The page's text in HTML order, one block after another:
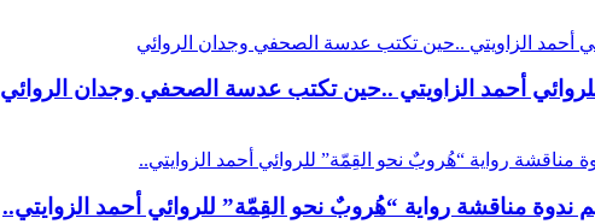
أحمد الزاويتي ..حين تكتب عدسة الصحفي وجدان الروائي
ندوة مناقشة رواية “هُروبٌ نحو القِمّة” للروائي أحمد الزوايتي..